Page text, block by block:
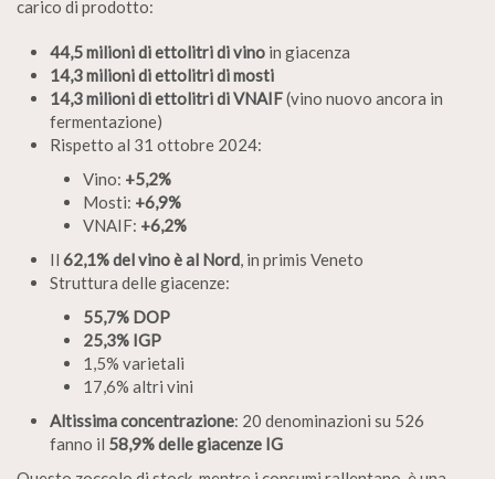
carico di prodotto:
44,5 milioni di ettolitri di vino in giacenza
14,3 milioni di ettolitri di mosti
14,3 milioni di ettolitri di VNAIF(vino nuovo ancora in
fermentazione)
Rispetto al 31 ottobre 2024:
Vino: +5,2%
Mosti: +6,9%
VNAIF: +6,2%
Il 62,1% del vino è al Nord, in primis Veneto
Struttura delle giacenze:
55,7% DOP
25,3% IGP
1,5% varietali
17,6% altri vini
Altissima concentrazione: 20 denominazioni su 526
fanno il 58,9% delle giacenze IG